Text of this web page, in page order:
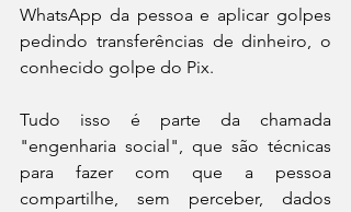
WhatsApp da pessoa e aplicar golpes
pedindo transferências de dinheiro, o
conhecido golpe do Pix.
Tudo isso é parte da chamada
"engenharia social", que são técnicas
para fazer com que a pessoa
compartilhe, sem perceber, dados